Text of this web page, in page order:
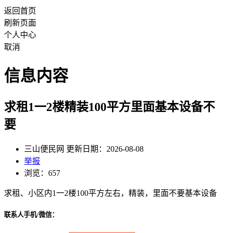
返回首页
刷新页面
个人中心
取消
信息内容
求租1一2楼精装100平方里面基本设备不
要
三山便民网 更新日期：2026-08-08
举报
浏览：657
求租、小区内1一2楼100平方左右，精装，里面不要基本设备
联系人手机/微信：